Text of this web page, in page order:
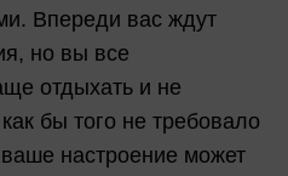
Впереди вас ждут
но вы все
отдыхать и не
бы того не требовало
настроение может